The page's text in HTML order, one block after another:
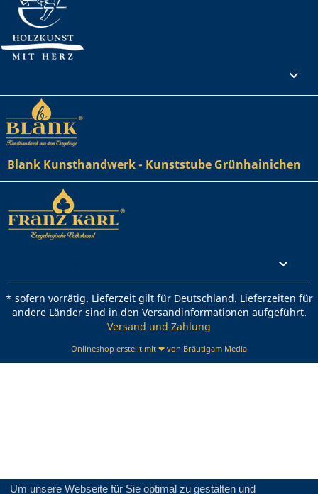
Um unsere Webseite für Sie optimal zu gestalten und

Blank Kunsthandwerk - Kunststube Grünhainichen

* sofern vorrätig. Lieferzeit gilt für Deutschland. Lieferzeiten für
andere Länder sind in den Versandinformationen aufgeführt.
Versand und Zahlung
Onlineshop erstellt mit ❤ von Bräutigam Media